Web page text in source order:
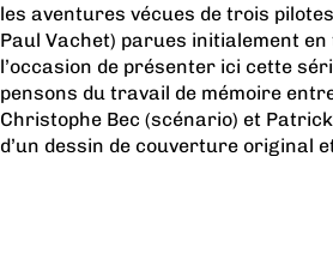
les aventures vécues de trois
Paul Vachet) parues initialement
l’occasion de présenter ici cette
pensons du travail de mémoire
Christophe Bec (scénario) et
d’un dessin de couverture original et